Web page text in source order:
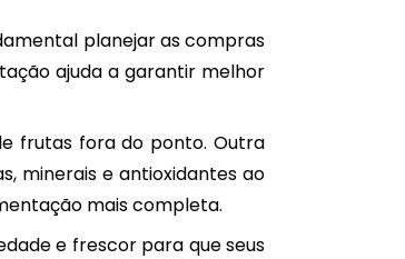
planejar as compras
ajuda a garantir melhor
frutas fora do ponto. Outra
minerais e antioxidantes ao
mais completa.
e frescor para que seus